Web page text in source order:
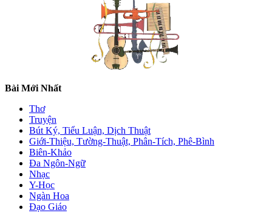
Bài Mới Nhất
Thơ
Truyện
Bút Ký, Tiểu Luận, Dịch Thuật
Giới-Thiệu, Tường-Thuật, Phân-Tích, Phê-Bình
Biên-Khảo
Đa Ngôn-Ngữ
Nhạc
Y-Học
Ngàn Hoa
Đạo Giáo